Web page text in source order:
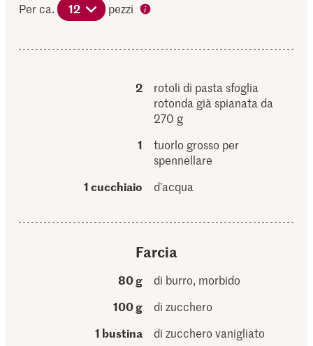
Per ca. 12 pezzi
2
rotoli di pasta sfoglia
rotonda già spianata da
270 g
1
tuorlo grosso per
spennellare
1 cucchiaio
d’acqua
Farcia
80 g
di burro, morbido
100 g
di zucchero
1 bustina
di zucchero vanigliato